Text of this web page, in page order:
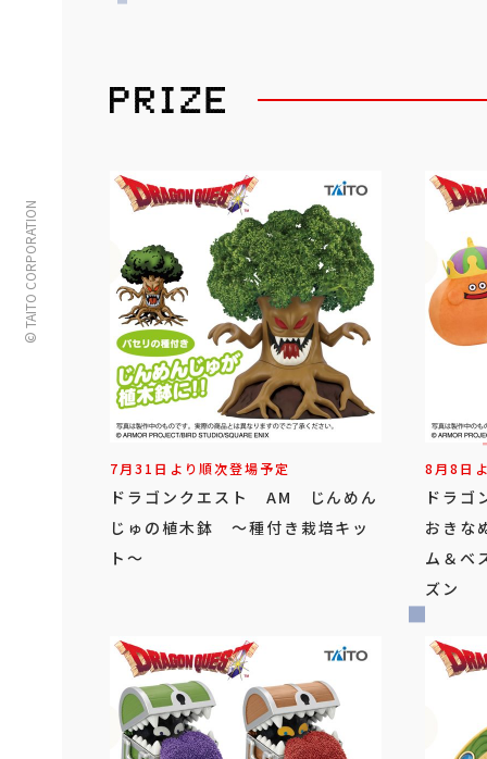
© TAITO CORPORATION
7月31日より順次登場予定
ドラゴンクエスト AM じんめん
じゅの植木鉢 ～種付き栽培キッ
ト～
8月8日
ドラ
おきな
ム＆ベ
ズン